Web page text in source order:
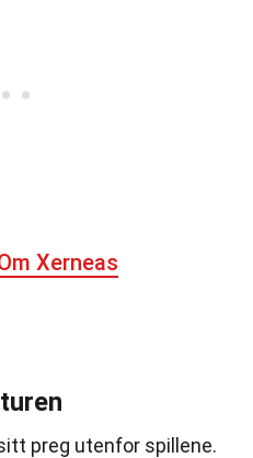
Xerneas
preg utenfor spillene.